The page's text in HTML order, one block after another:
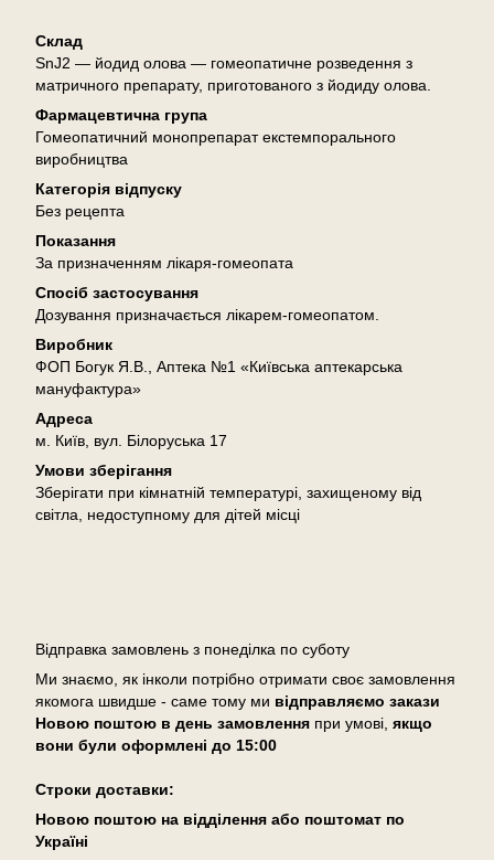
Склад
SnJ2 — йодид олова — гомеопатичне розведення з
матричного препарату, приготованого з йодиду олова.
Фармацевтична група
Гомеопатичний монопрепарат екстемпорального
виробництва
Категорія відпуску
Без рецепта
Показання
За призначенням лікаря-гомеопата
Спосіб застосування
Дозування призначається лікарем-гомеопатом.
Виробник
ФОП Богук Я.В., Аптека №1 «Київська аптекарська
мануфактура»
Адреса
м. Київ, вул. Білоруська 17
Умови зберігання
Зберігати при кімнатній температурі, захищеному від
світла, недоступному для дітей місці
Відправка замовлень з понеділка по суботу
Ми знаємо, як інколи потрібно отримати своє замовлення
якомога швидше - саме тому ми відправляємо закази
Новою поштою в день замовлення при умові, якщо
вони були оформлені до 15:00
Cтроки доставки:
Новою поштою на відділення або поштомат по
Україні